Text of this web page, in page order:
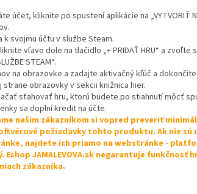
účet, kliknite po spustení aplikácie na „VYTVORIŤ
k svojmu účtu v službe Steam.
vľavo dole na tlačidlo „+ PRIDAŤ HRU“ a zvoľte
STEAM“.
na obrazovke a zadajte aktivačný kľúč a
obrazovky v sekcii knižnica hier.
sťahovať hru, ktorú budete po stiahnutí môcť
sa doplní kredit na účte.
našim zákazníkom si vopred preveriť
požiadavky tohto produktu. Ak nie sú
najdete ich priamo na webstránke -
JAMALEVOVA.sk negarantuje funkčnosť
zákazníka.